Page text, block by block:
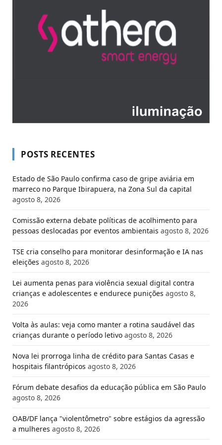
POSTS RECENTES
Estado de São Paulo confirma caso de gripe aviária em
marreco no Parque Ibirapuera, na Zona Sul da capital
agosto 8, 2026
Comissão externa debate políticas de acolhimento para
pessoas deslocadas por eventos ambientais agosto 8, 2026
TSE cria conselho para monitorar desinformação e IA nas
eleições agosto 8, 2026
Lei aumenta penas para violência sexual digital contra
crianças e adolescentes e endurece punições agosto 8,
2026
Volta às aulas: veja como manter a rotina saudável das
crianças durante o período letivo agosto 8, 2026
Nova lei prorroga linha de crédito para Santas Casas e
hospitais filantrópicos agosto 8, 2026
Fórum debate desafios da educação pública em São Paulo
agosto 8, 2026
OAB/DF lança "violentômetro" sobre estágios da agressão
a mulheres agosto 8, 2026